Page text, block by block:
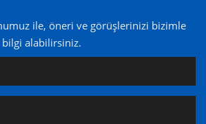
ile, öneri ve görüşlerinizi bizimle
bilgi alabilirsiniz.